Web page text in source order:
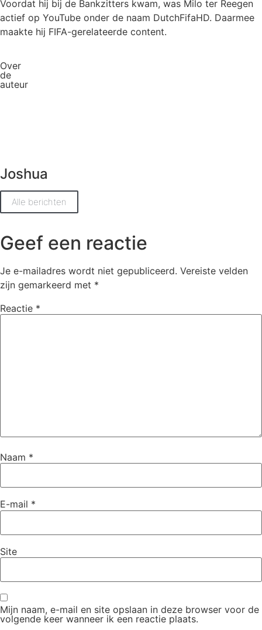
Voordat hij bij de Bankzitters kwam, was Milo ter Reegen
actief op YouTube onder de naam DutchFifaHD. Daarmee
maakte hij FIFA-gerelateerde content.
Over
de
auteur
Joshua
Alle berichten
Geef een reactie
Je e-mailadres wordt niet gepubliceerd. Vereiste velden
zijn gemarkeerd met *
Reactie *
Naam *
E-mail *
Site
Mijn naam, e-mail en site opslaan in deze browser voor de
volgende keer wanneer ik een reactie plaats.